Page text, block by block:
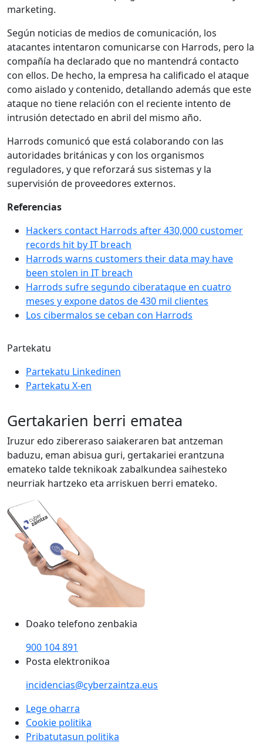
marketing.
Según noticias de medios de comunicación, los
atacantes intentaron comunicarse con Harrods, pero la
compañía ha declarado que no mantendrá contacto
con ellos. De hecho, la empresa ha calificado el ataque
como aislado y contenido, detallando además que este
ataque no tiene relación con el reciente intento de
intrusión detectado en abril del mismo año.
Harrods comunicó que está colaborando con las
autoridades británicas y con los organismos
reguladores, y que reforzará sus sistemas y la
supervisión de proveedores externos.
Referencias
Hackers contact Harrods after 430,000 customer
records hit by IT breach
Harrods warns customers their data may have
been stolen in IT breach
Harrods sufre segundo ciberataque en cuatro
meses y expone datos de 430 mil clientes
Los cibermalos se ceban con Harrods
Partekatu
Partekatu Linkedinen
Partekatu X-en
Gertakarien berri ematea
Iruzur edo zibereraso saiakeraren bat antzeman
baduzu, eman abisua guri, gertakariei erantzuna
emateko talde teknikoak zabalkundea saihesteko
neurriak hartzeko eta arriskuen berri emateko.
Doako telefono zenbakia
900 104 891
Posta elektronikoa
incidencias@cyberzaintza.eus
Lege oharra
Cookie politika
Pribatutasun politika